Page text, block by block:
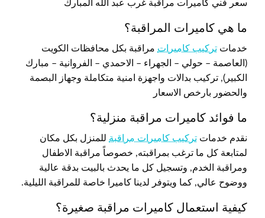
سعر فني كاميرات مراقبة غرب عبد الله المبارك
ما هي كاميرات المراقبة؟
خدمات تركيب كاميرات مراقبة بكل محافظات الكويت
(العاصمة – حولي – الجهراء – الاحمدي – الفروانية – مبارك
الكبير), تركيب بدالات واجهزة امنية متكاملة وجهاز البصمة
والحضور بارخص الاسعار
ما فوائد كاميرات مراقبة منزلية؟
نقدم خدمات تركيب كاميرات مراقبة للمنزل بكل مكان
لمتابعة كل ما ترغب بمراقبته, خصوصاً مراقبة الاطفال
ومراقبة الخدم, وتسجيل كل ما يحدث بالبيت بدقة عالية
ووضوح عالي, كما ويتوفر لدينا كاميرا خاصة للمراقبة الليلية.
كيفية استعمال كاميرات مراقبة صغيرة؟